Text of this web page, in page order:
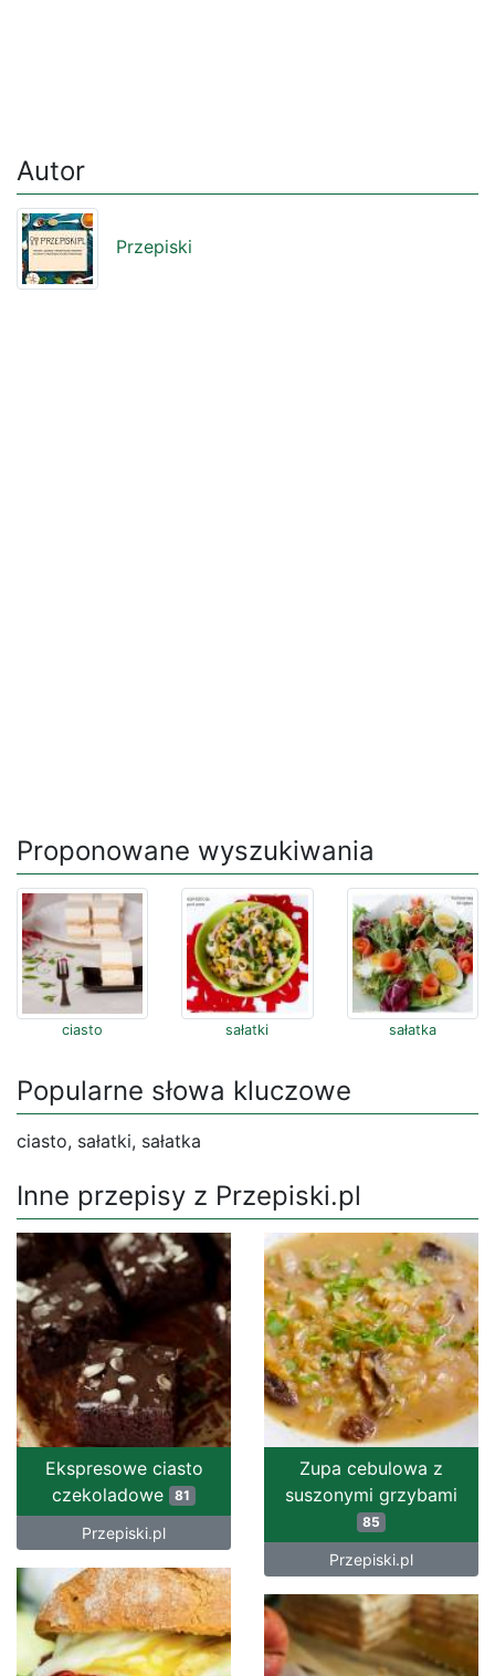
Autor
Przepiski
Proponowane wyszukiwania
ciasto sałatki sałatka
Popularne słowa kluczowe
ciasto, sałatki, sałatka
Inne przepisy z Przepiski.pl
Ekspresowe ciasto
czekoladowe 81
Przepiski.pl
Zupa cebulowa z
suszonymi grzybami
85
Przepiski.pl